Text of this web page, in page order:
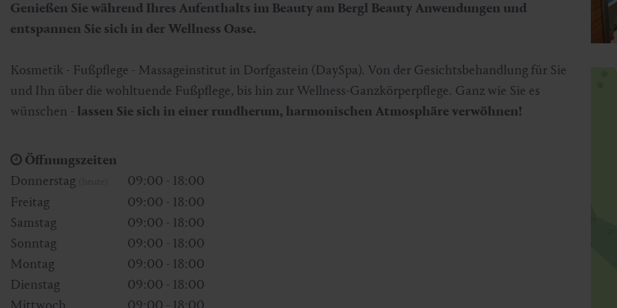
Skifahren & Snowboarden
Bergbahnen & Lifte
Kur
Gesundheitsförderung
Kunst & Kultur
Gastein Card
Interaktive Karte
Genuss und Kulinarik
Genießen Sie während Ihres Aufenthalts im Beauty am Bergl Beauty Anwendungen und
entspannen Sie sich in der Wellness Oase.
Kosmetik - Fußpflege - Massageinstitut in Dorfgastein (DaySpa). Von der Gesichtsbehandlung für Sie
und Ihn über die wohltuende Fußpflege, bis hin zur Wellness-Ganzkörperpflege. Ganz wie Sie es
wünschen - lassen Sie sich in einer rundherum, harmonischen Atmosphäre verwöhnen!
Öffnungszeiten
Donnerstag
09:00 - 18:00
Freitag
09:00 - 18:00
Samstag
09:00 - 18:00
Sonntag
09:00 - 18:00
Montag
09:00 - 18:00
Dienstag
09:00 - 18:00
Mittwoch
09:00 - 18:00